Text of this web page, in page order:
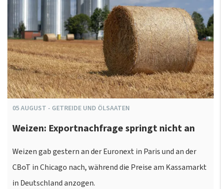
05AUGUST - GETREIDE UND ÖLSAATEN
Weizen: Exportnachfrage springt nicht an
Weizen gab gestern an der Euronext in Paris und an der
CBoT in Chicago nach, während die Preise am Kassamarkt
in Deutschland anzogen.